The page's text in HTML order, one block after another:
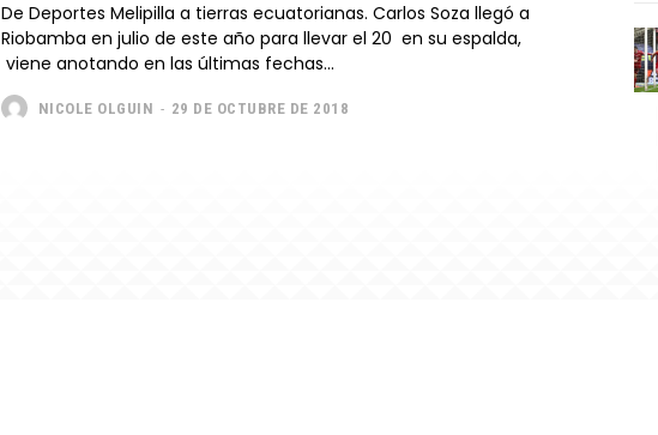
De Deportes Melipilla a tierras ecuatorianas. Carlos Soza llegó a
Riobamba en julio de este año para llevar el 20 en su espalda,
viene anotando en las últimas fechas...
NICOLE OLGUIN - 29 DE OCTUBRE DE 2018